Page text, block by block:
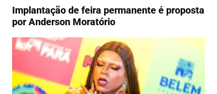
Implantação de feira permanente é proposta
por Anderson Moratório